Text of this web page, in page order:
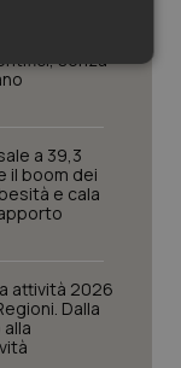
senza
a 39,3
il boom dei
e cala
attività 2026
Dalla
fruibile il
quali la
di